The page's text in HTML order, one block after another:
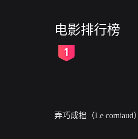
电影排行榜
弄巧成拙（Le corniaud）